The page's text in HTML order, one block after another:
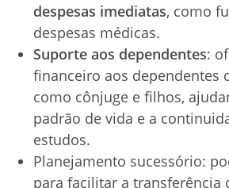
despesas imediatas, como
despesas médicas.
Suporte aos dependentes:
financeiro aos dependentes
como cônjuge e filhos,
padrão de vida e a
estudos.
Planejamento sucessório:
para facilitar a transferência